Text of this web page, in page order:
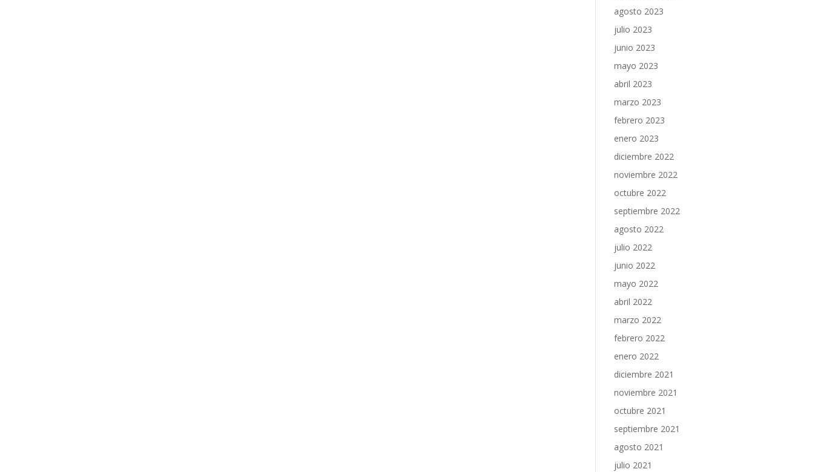
agosto 2023
julio 2023
junio 2023
mayo 2023
abril 2023
marzo 2023
febrero 2023
enero 2023
diciembre 2022
noviembre 2022
octubre 2022
septiembre 2022
agosto 2022
julio 2022
junio 2022
mayo 2022
abril 2022
marzo 2022
febrero 2022
enero 2022
diciembre 2021
noviembre 2021
octubre 2021
septiembre 2021
agosto 2021
julio 2021